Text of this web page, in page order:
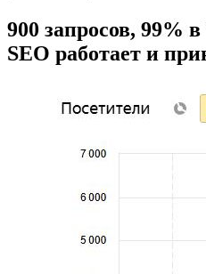
900 запросов, 99%
SEO работает и